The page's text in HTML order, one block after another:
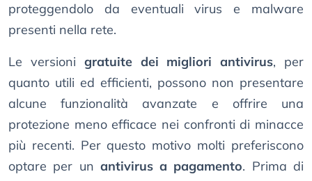
proteggendolo da eventuali virus e malware
presenti nella rete.
Le versioni gratuite dei migliori antivirus, per
quanto utili ed efficienti, possono non presentare
alcune funzionalità avanzate e offrire una
protezione meno efficace nei confronti di minacce
più recenti. Per questo motivo molti preferiscono
optare per un antivirus a pagamento. Prima di